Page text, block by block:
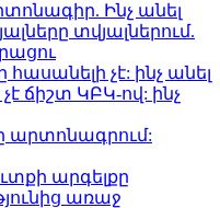
Ինչ անել
տվյալներում.
հասանելի չէ: ինչ անել
ճիշտ ԿԲԿ-ով: ինչ
արտոնագրում:
արգելքը
առաջ